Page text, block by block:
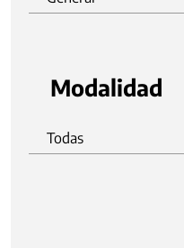
Modalidad
Todas